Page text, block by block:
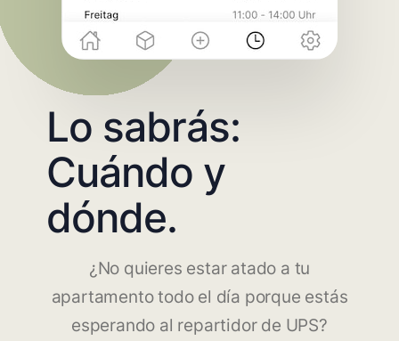
Lo sabrás:
Cuándo y
dónde.
¿No quieres estar atado a tu
apartamento todo el día porque estás
esperando al repartidor de UPS?